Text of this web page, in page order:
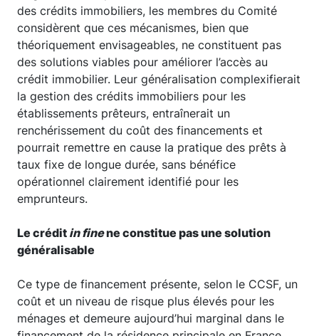
des crédits immobiliers, les membres du Comité
considèrent que ces mécanismes, bien que
théoriquement envisageables, ne constituent pas
des solutions viables pour améliorer l’accès au
crédit immobilier. Leur généralisation complexifierait
la gestion des crédits immobiliers pour les
établissements prêteurs, entraînerait un
renchérissement du coût des financements et
pourrait remettre en cause la pratique des prêts à
taux fixe de longue durée, sans bénéfice
opérationnel clairement identifié pour les
emprunteurs.
Le crédit in finene constitue pas une solution
généralisable
Ce type de financement présente, selon le CCSF, un
coût et un niveau de risque plus élevés pour les
ménages et demeure aujourd’hui marginal dans le